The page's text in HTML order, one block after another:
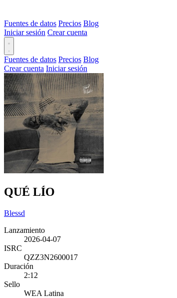
Fuentes de datos Precios Blog
Iniciar sesión Crear cuenta
Fuentes de datos Precios Blog
Crear cuenta Iniciar sesión
QUÉ LÍO
Blessd
Lanzamiento
2026-04-07
ISRC
QZZ3N2600017
Duración
2:12
Sello
WEA Latina